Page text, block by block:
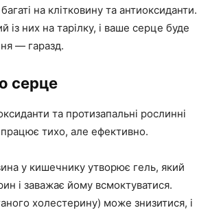
на клітковину та антиоксиданти.
із них на тарілку, і ваше серце буде
— гаразд.
серце
та протизапальні рослинні
тихо, але ефективно.
у кишечнику утворює гель, який
і заважає йому всмоктуватися.
холестерину) може знизитися, і